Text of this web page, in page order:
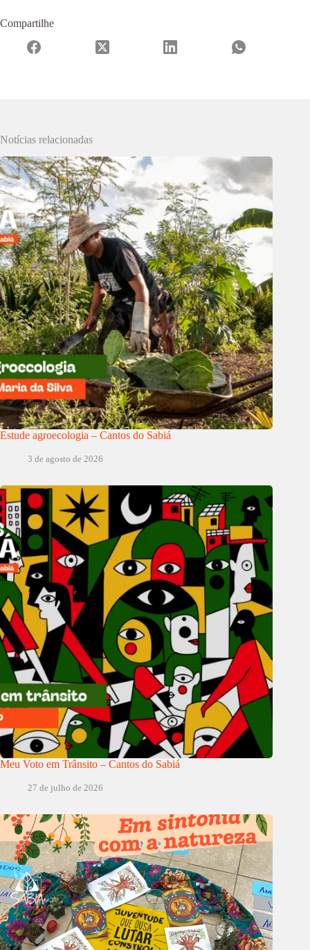
Compartilhe
Notícias relacionadas
Estude agroecologia – Cantos do Sabiá
3 de agosto de 2026
Meu Voto em Trânsito – Cantos do Sabiá
27 de julho de 2026